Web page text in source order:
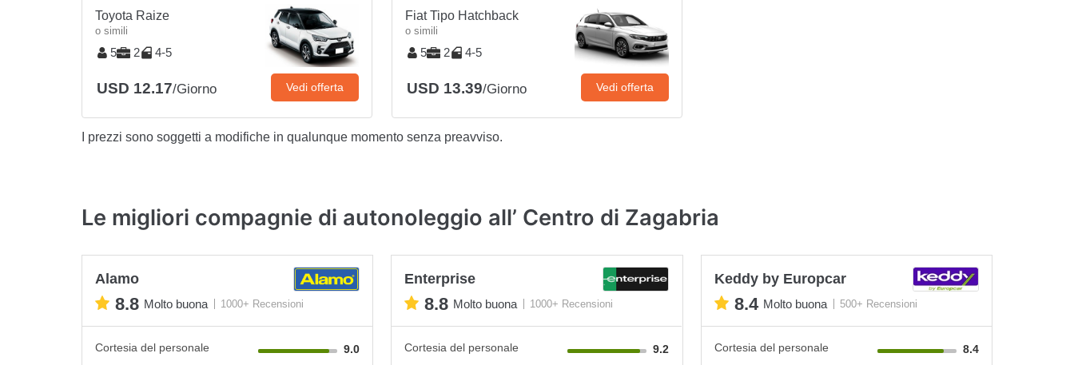
Toyota Raize
o simili
5 2 4-5
USD 12.17/Giorno Vedi offerta
Fiat Tipo Hatchback
o simili
5 2 4-5
USD 13.39/Giorno Vedi offerta
I prezzi sono soggetti a modifiche in qualunque momento senza preavviso.
Le migliori compagnie di autonoleggio all’ Centro di Zagabria
Alamo
8.8 Molto buona 1000+ Recensioni
Cortesia del personale
9.0
Enterprise
8.8 Molto buona 1000+ Recensioni
Cortesia del personale
9.2
Keddy by Europcar
8.4 Molto buona 500+ Recensioni
Cortesia del personale
8.4